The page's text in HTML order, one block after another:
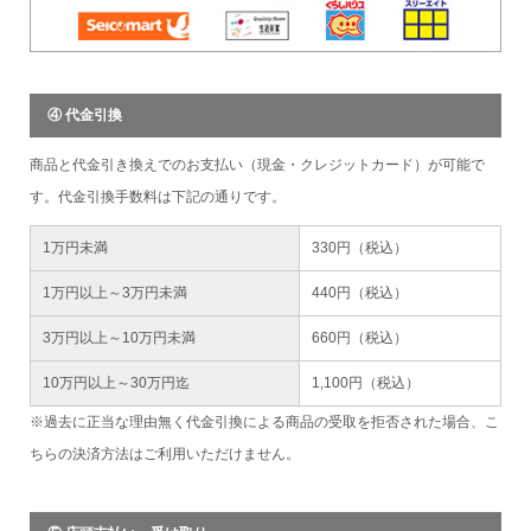
④ 代金引換
商品と代金引き換えでのお支払い（現金・クレジットカード）が可能で
す。代金引換手数料は下記の通りです。
1万円未満 330円（税込）
1万円以上～3万円未満 440円（税込）
3万円以上～10万円未満 660円（税込）
10万円以上～30万円迄 1,100円（税込）
※過去に正当な理由無く代金引換による商品の受取を拒否された場合、こ
ちらの決済方法はご利用いただけません。